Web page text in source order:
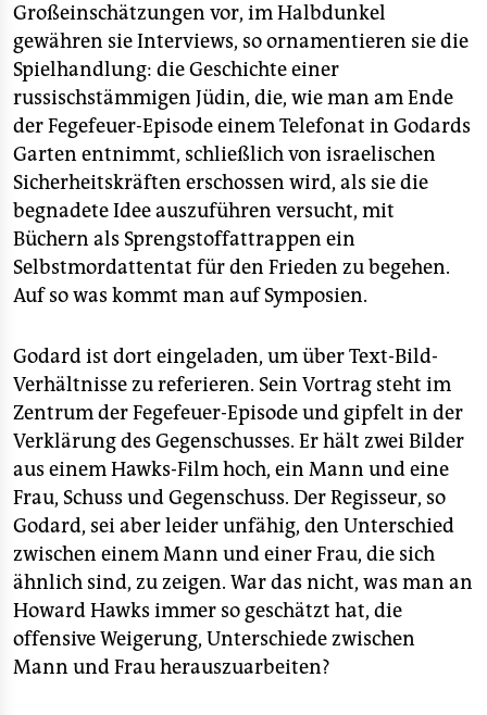
Großeinschätzungen vor, im Halbdunkel
gewähren sie Interviews, so ornamentieren sie die
Spielhandlung: die Geschichte einer
russischstämmigen Jüdin, die, wie man am Ende
der Fegefeuer-Episode einem Telefonat in Godards
Garten entnimmt, schließlich von israelischen
Sicherheitskräften erschossen wird, als sie die
begnadete Idee auszuführen versucht, mit
Büchern als Sprengstoffattrappen ein
Selbstmordattentat für den Frieden zu begehen.
Auf so was kommt man auf Symposien.
Godard ist dort eingeladen, um über Text-Bild-
Verhältnisse zu referieren. Sein Vortrag steht im
Zentrum der Fegefeuer-Episode und gipfelt in der
Verklärung des Gegenschusses. Er hält zwei Bilder
aus einem Hawks-Film hoch, ein Mann und eine
Frau, Schuss und Gegenschuss. Der Regisseur, so
Godard, sei aber leider unfähig, den Unterschied
zwischen einem Mann und einer Frau, die sich
ähnlich sind, zu zeigen. War das nicht, was man an
Howard Hawks immer so geschätzt hat, die
offensive Weigerung, Unterschiede zwischen
Mann und Frau herauszuarbeiten?